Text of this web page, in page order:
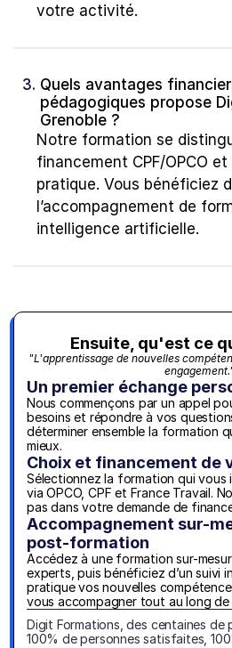
votre activité.
3. Quels avantages
pédagogiques propose
Grenoble ?
Notre formation se
financement CPF/OPCO
pratique. Vous bénéficiez
l’accompagnement de
intelligence artificielle.
Ensuite, qu'est ce
"L'apprentissage de nouvelles
Un premier échange
Nous commençons par un appel
besoins et répondre à vos
déterminer ensemble la formation
mieux.
Choix et financement de
Sélectionnez la formation qui vous
via OPCO, CPF et France Travail.
pas dans votre demande de
Accompagnement sur-
post-formation
Accédez à une formation sur-
experts, puis bénéficiez d’un suivi
pratique vos nouvelles
vous accompagner tout au long
Digit Formations, des centaines de
100% de personnes satisfaites,